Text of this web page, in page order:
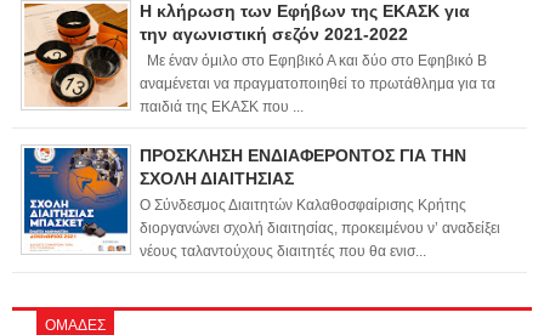
Η κλήρωση των Εφήβων της ΕΚΑΣΚ για
την αγωνιστική σεζόν 2021-2022
Με έναν όμιλο στο Εφηβικό Α και δύο στο Εφηβικό Β
αναμένεται να πραγματοποιηθεί το πρωτάθλημα για τα
παιδιά της ΕΚΑΣΚ που ...
ΠΡΟΣΚΛΗΣΗ ΕΝΔΙΑΦΕΡΟΝΤΟΣ ΓΙΑ ΤΗΝ
ΣΧΟΛΗ ΔΙΑΙΤΗΣΙΑΣ
Ο Σύνδεσμος Διαιτητών Καλαθοσφαίρισης Κρήτης
διοργανώνει σχολή διαιτησίας, προκειμένου ν’ αναδείξει
νέους ταλαντούχους διαιτητές που θα ενισ...
ΟΜΑΔΕΣ